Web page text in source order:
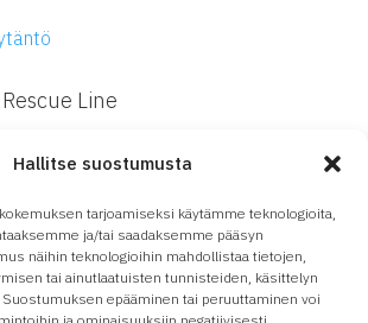
Hallitse suostumusta
tarjoamiseksi käytämme teknologioita,
ja/tai saadaksemme pääsyn
näihin teknologioihin mahdollistaa tietojen,
tai ainutlaatuisten tunnisteiden, käsittelyn
epääminen tai peruuttaminen voi
Rescue Line
tukisopimuksesta
66 90